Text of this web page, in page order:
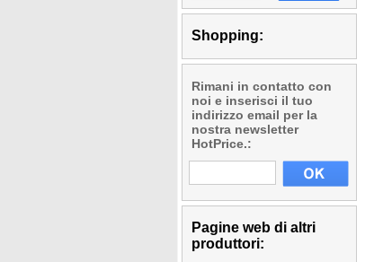
Shopping:
Rimani in contatto con
noi e inserisci il tuo
indirizzo email per la
nostra newsletter
HotPrice.:
Pagine web di altri
produttori: